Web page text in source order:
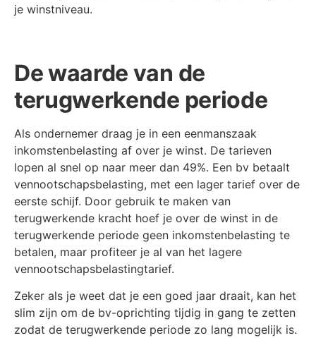
je winstniveau.
De waarde van de
terugwerkende periode
Als ondernemer draag je in een eenmanszaak
inkomstenbelasting af over je winst. De tarieven
lopen al snel op naar meer dan 49%. Een bv betaalt
vennootschapsbelasting, met een lager tarief over de
eerste schijf. Door gebruik te maken van
terugwerkende kracht hoef je over de winst in de
terugwerkende periode geen inkomstenbelasting te
betalen, maar profiteer je al van het lagere
vennootschapsbelastingtarief.
Zeker als je weet dat je een goed jaar draait, kan het
slim zijn om de bv-oprichting tijdig in gang te zetten
zodat de terugwerkende periode zo lang mogelijk is.